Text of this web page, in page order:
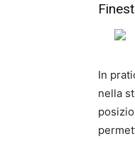
In
nella